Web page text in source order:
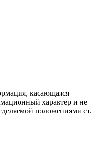
касающаяся
характер и не
положениями ст.